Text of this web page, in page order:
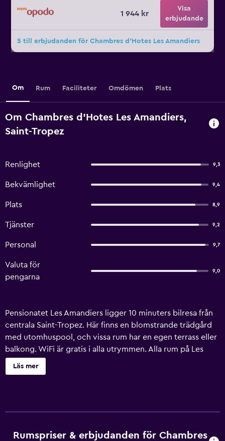
1 944 kr
Visa
erbjudande
5 till erbjudanden för Chambres d'Hotes Les Amandiers
Om Rum Faciliteter Omdömen Plats
Om Chambres d'Hotes Les Amandiers,
Saint-Tropez
Renlighet 9,3
Bekvämlighet 9,4
Plats 8,9
Tjänster 9,2
Personal 9,7
Valuta för
pengarna
9,0
Pensionatet Les Amandiers ligger 10 minuters bilresa från
centrala Saint-Tropez. Här finns en blomstrande trädgård
med utomhuspool, och vissa rum har en egen terrass eller
balkong. WiFi är gratis i alla utrymmen. Alla rum på Les
Amandiers har en platt-TV. De har även kylskåp, värdeskåp
och fläkt. I de egna badrummen finns badkar eller dusch.
Pensionatet erbjuder även bagageförvaring. I området kan
Läs mer
Rumspriser & erbjudanden för Chambres